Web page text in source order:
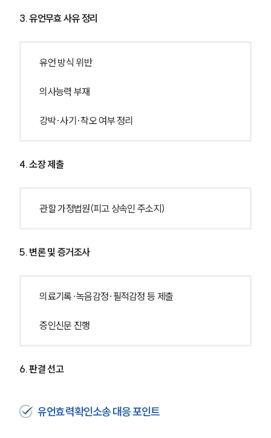
3. 유언무효 사유 정리
유언 방식 위반
의사능력 부재
강박·사기·착오 여부 정리
4. 소장 제출
관할 가정법원(피고 상속인 주소지)
5. 변론 및 증거조사
의료기록·녹음감정·필적감정 등 제출
증인신문 진행
6. 판결 선고
유언효력확인소송 대응 포인트